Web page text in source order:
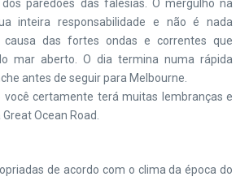
paredões das falésias. O mergulho na
inteira responsabilidade e não é nada
causa das fortes ondas e correntes que
mar aberto. O dia termina numa rápida
antes de seguir para Melbourne.
você certamente terá muitas lembranças e
Ocean Road.
de acordo com o clima da época do